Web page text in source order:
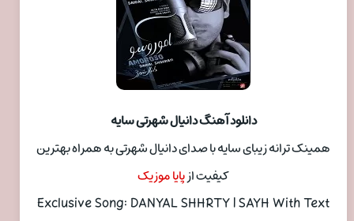
دانلود آهنگ دانیال شهرتی سایه
همینک ترانه زیبای سایه با صدای دانیال شهرتی به همراه بهترین
کیفیت ازپایا موزیک
Exclusive Song: DANYAL SHHRTY | SAYH With Text